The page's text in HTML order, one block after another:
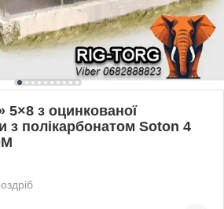
5×8 з оцинкованої
з полікарбонатом Soton 4